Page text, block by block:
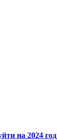
на 2024 год